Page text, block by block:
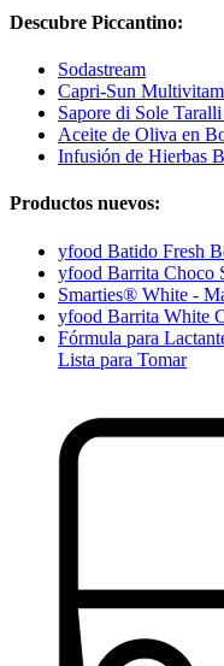
Descubre Piccantino:
Sodastream
Capri-Sun
Sapore di Sole
Aceite de Oliva en
Infusión de Hierbas
Productos nuevos:
yfood Batido Fresh
yfood Barrita Choco
Smarties® White -
yfood Barrita White
Fórmula para
Lista para Tomar